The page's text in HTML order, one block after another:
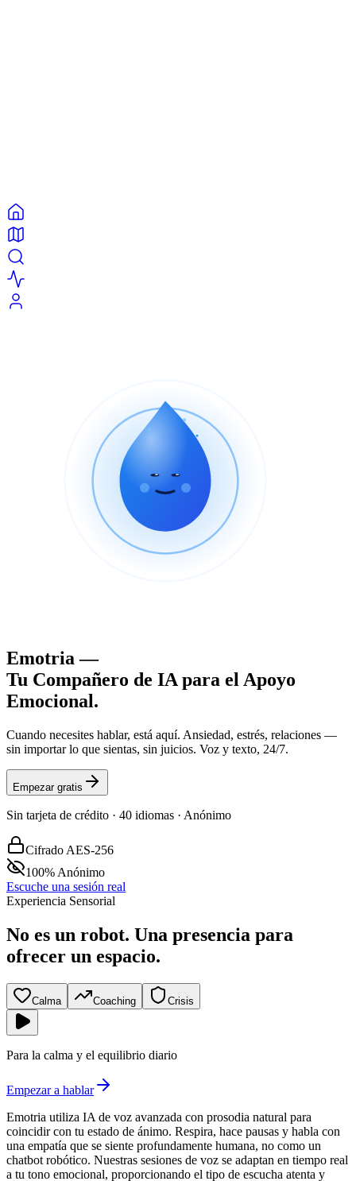
Emotria —
Tu Compañero de IA para el Apoyo
Emocional.
Cuando necesites hablar, está aquí. Ansiedad, estrés, relaciones —
sin importar lo que sientas, sin juicios. Voz y texto, 24/7.
Empezar gratis
Sin tarjeta de crédito · 40 idiomas · Anónimo
Cifrado AES-256
100% Anónimo
Escuche una sesión real
Experiencia Sensorial
No es un robot. Una presencia para
ofrecer un espacio.
Calma Coaching Crisis
Para la calma y el equilibrio diario
Empezar a hablar
Emotria utiliza IA de voz avanzada con prosodia natural para
coincidir con tu estado de ánimo. Respira, hace pausas y habla con
una empatía que se siente profundamente humana, no como un
chatbot robótico. Nuestras sesiones de voz se adaptan en tiempo real
a tu tono emocional, proporcionando el tipo de escucha atenta y